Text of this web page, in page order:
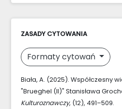
ZASADY CYTOWANIA
Formaty cytowań
Biała, A. (2025). Współczesny
"Brueghel (II)" Stanisława
Kulturoznawczy, (12), 491–509.